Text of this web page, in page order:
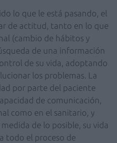
lo que le está pasando, el
de actitud, tanto en lo que
(cambio de hábitos y
de una información
de su vida, adoptando
los problemas. La
por parte del paciente
de comunicación,
como en el sanitario, y
de lo posible, su vida
todo el proceso de